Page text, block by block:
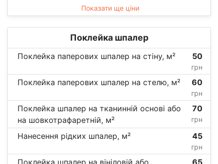
Показати ще ціни
Поклейка шпалер
Поклейка паперових шпалер на стіну, м² 50
грн
Поклейка паперових шпалер на стелю, м² 60
грн
Поклейка шпалер на тканинній основі або
на шовкотрафаретній, м²
70
грн
Нанесення рідких шпалер, м² 45
грн